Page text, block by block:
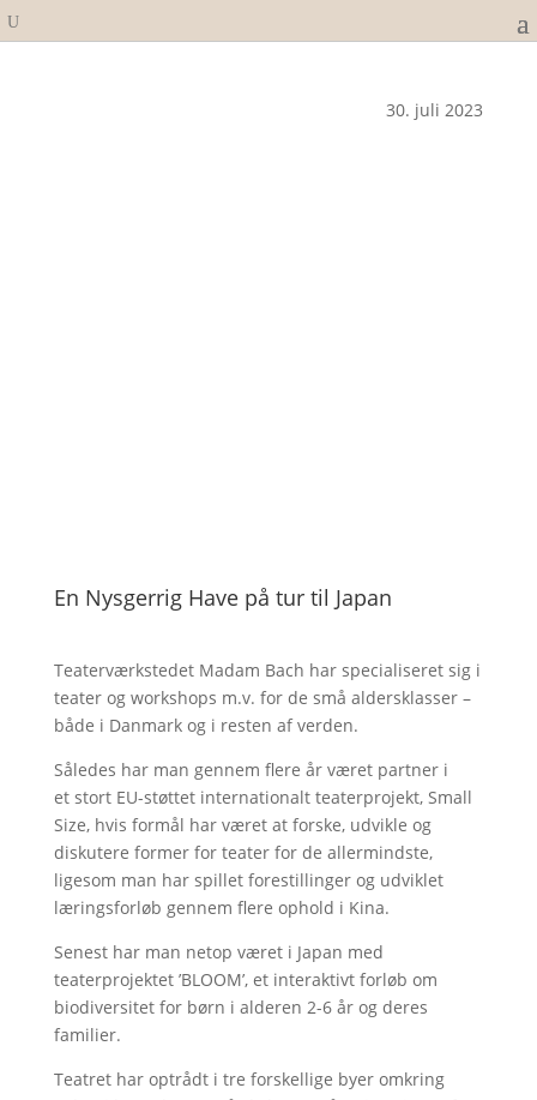
30. juli 2023
En Nysgerrig Have på tur til Japan
Teaterværkstedet Madam Bach har specialiseret sig i
teater og workshops m.v. for de små aldersklasser –
både i Danmark og i resten af verden.
Således har man gennem flere år været partner i
et stort EU-støttet internationalt teaterprojekt, Small
Size, hvis formål har været at forske, udvikle og
diskutere former for teater for de allermindste,
ligesom man har spillet forestillinger og udviklet
læringsforløb gennem flere ophold i Kina.
Senest har man netop været i Japan med
teaterprojektet ’BLOOM’, et interaktivt forløb om
biodiversitet for børn i alderen 2-6 år og deres
familier.
Teatret har optrådt i tre forskellige byer omkring